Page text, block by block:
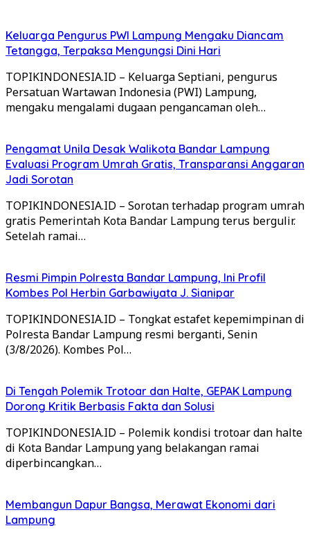
Keluarga Pengurus PWI Lampung Mengaku Diancam
Tetangga, Terpaksa Mengungsi Dini Hari
TOPIKINDONESIA.ID – Keluarga Septiani, pengurus
Persatuan Wartawan Indonesia (PWI) Lampung,
mengaku mengalami dugaan pengancaman oleh…
Pengamat Unila Desak Walikota Bandar Lampung
Evaluasi Program Umrah Gratis, Transparansi Anggaran
Jadi Sorotan
TOPIKINDONESIA.ID – Sorotan terhadap program umrah
gratis Pemerintah Kota Bandar Lampung terus bergulir.
Setelah ramai…
Resmi Pimpin Polresta Bandar Lampung, Ini Profil
Kombes Pol Herbin Garbawiyata J. Sianipar
TOPIKINDONESIA.ID – Tongkat estafet kepemimpinan di
Polresta Bandar Lampung resmi berganti, Senin
(3/8/2026). Kombes Pol…
Di Tengah Polemik Trotoar dan Halte, GEPAK Lampung
Dorong Kritik Berbasis Fakta dan Solusi
TOPIKINDONESIA.ID – Polemik kondisi trotoar dan halte
di Kota Bandar Lampung yang belakangan ramai
diperbincangkan…
Membangun Dapur Bangsa, Merawat Ekonomi dari
Lampung